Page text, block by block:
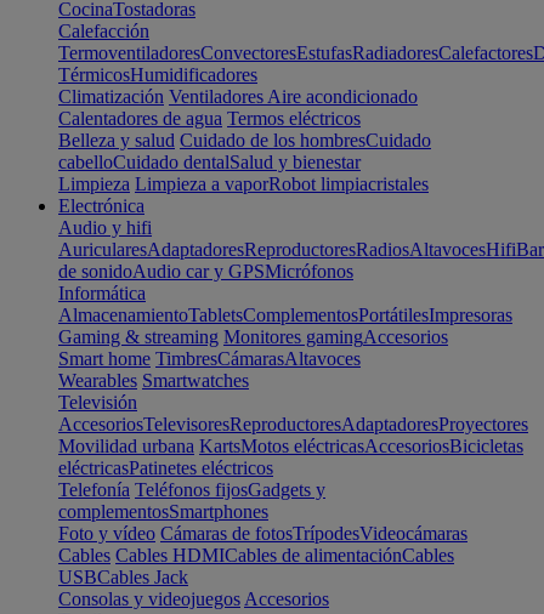
CocinaTostadoras
Calefacción
TermoventiladoresConvectoresEstufasRadiadoresCalefactores
TérmicosHumidificadores
Climatización Ventiladores Aire acondicionado
Calentadores de agua Termos eléctricos
Belleza y salud Cuidado de los hombresCuidado
cabelloCuidado dentalSalud y bienestar
Limpieza Limpieza a vaporRobot limpiacristales
Electrónica
Audio y hifi
AuricularesAdaptadoresReproductoresRadiosAltavocesHifi
de sonidoAudio car y GPSMicrófonos
Informática
AlmacenamientoTabletsComplementosPortátilesImpresoras
Gaming & streaming Monitores gamingAccesorios
Smart home TimbresCámarasAltavoces
Wearables Smartwatches
Televisión
AccesoriosTelevisoresReproductoresAdaptadoresProyectores
Movilidad urbana KartsMotos eléctricasAccesoriosBicicletas
eléctricasPatinetes eléctricos
Telefonía Teléfonos fijosGadgets y
complementosSmartphones
Foto y vídeo Cámaras de fotosTrípodesVideocámaras
Cables Cables HDMICables de alimentaciónCables
USBCables Jack
Consolas y videojuegos Accesorios